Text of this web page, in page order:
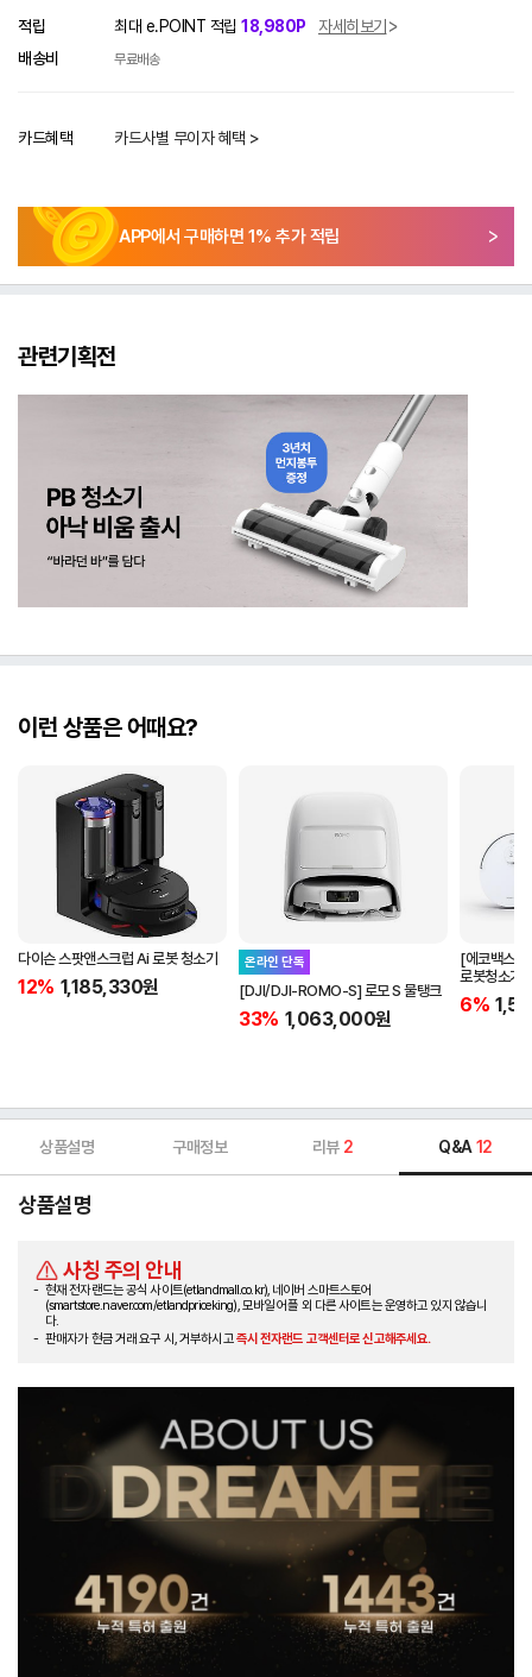
적립 최대 e.POINT 적립 18,980P
자세히보기
배송비
무료배송
카드혜택 카드사별 무이자 혜택 >
APP에서 구매하면 1% 추가 적립
관련기획전
이런 상품은 어때요?
다이슨 스팟앤스크럽 Ai 로봇 청소기
12% 1,185,330원
온라인 단독
[DJI/DJI-ROMO-S] 로모 S 물탱크
33% 1,063,000원
[에코백스/
로봇청소기
6%
상품설명 구매정보 리뷰 2 Q&A 12
상품설명
사칭 주의 안내
현재 전자랜드는 공식 사이트(etlandmall.co.kr), 네이버 스마트스토어
(smartstore.naver.com/etlandpriceking), 모바일 어플 외 다른 사이트는 운영하고 있지 않습니
다.
판매자가 현금 거래 요구 시, 거부하시고즉시 전자랜드 고객센터로 신고해주세요.